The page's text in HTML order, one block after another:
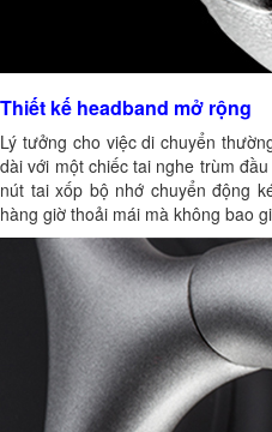
Thiết kế headband mở rộng
Lý tưởng cho việc di chuyển
dài với một chiếc tai nghe trùm
nút tai xốp bộ nhớ chuyển động
hàng giờ thoải mái mà không bao